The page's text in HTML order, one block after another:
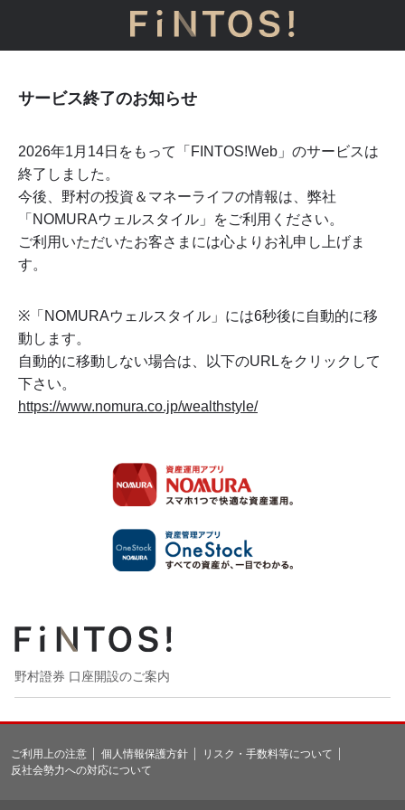
サービス終了のお知らせ
2026年1月14日をもって「FINTOS!Web」のサービスは
終了しました。
今後、野村の投資＆マネーライフの情報は、弊社
「NOMURAウェルスタイル」をご利用ください。
ご利用いただいたお客さまには心よりお礼申し上げま
す。
※「NOMURAウェルスタイル」には6秒後に自動的に移
動します。
自動的に移動しない場合は、以下のURLをクリックして
下さい。
https://www.nomura.co.jp/wealthstyle/
野村證券 口座開設のご案内
ご利用上の注意 個人情報保護方針
リスク・手数料等について
反社会勢力への対応について